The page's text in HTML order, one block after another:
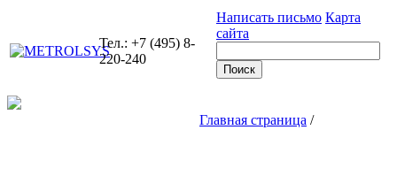
Тел.: +7 (495) 8-
220-240
Написать письмо Карта
сайта
Главная страница /